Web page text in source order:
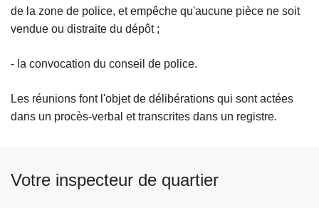
de la zone de police, et empêche qu'aucune pièce ne soit
vendue ou distraite du dépôt ;
- la convocation du conseil de police.
Les réunions font l'objet de délibérations qui sont actées
dans un procès-verbal et transcrites dans un registre.
Votre inspecteur de quartier